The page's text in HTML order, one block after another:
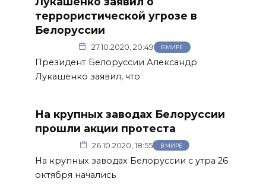
террористической угрозе в
Белоруссии
27.10.2020, 20:49 В МИРЕ
Президент Белоруссии Александр
Лукашенко заявил, что
На крупных заводах Белоруссии
прошли акции протеста
26.10.2020, 18:55 В МИРЕ
На крупных заводах Белоруссии с утра 26
октября начались